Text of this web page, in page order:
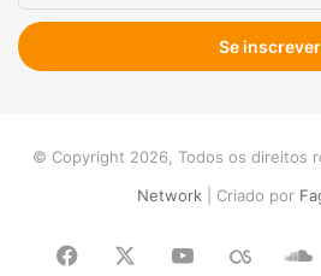
seu
endereço
de
© Copyright 2026, Todos os direitos
Network| Criado por
Facebook YouTubeLast.FM